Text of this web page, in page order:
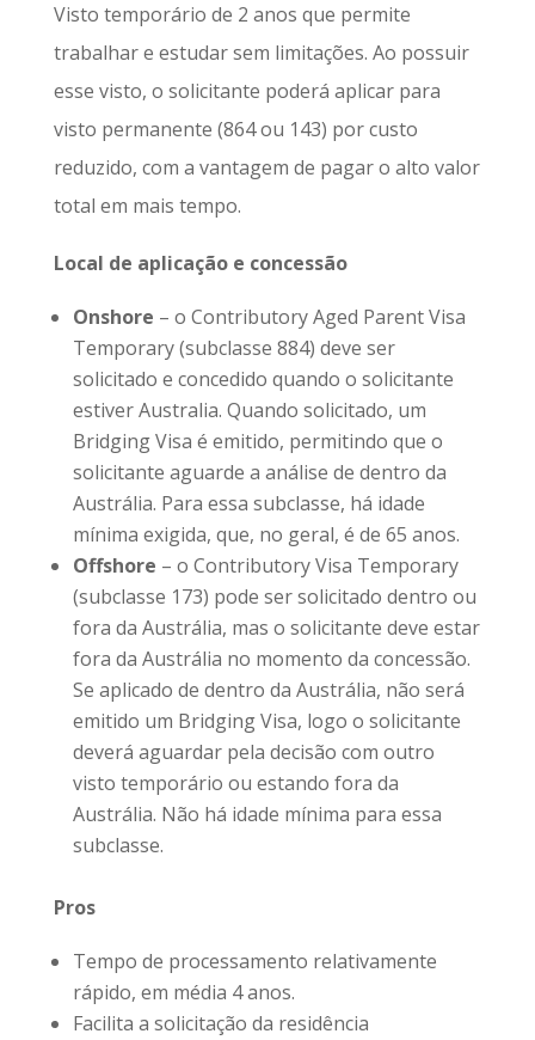
Visto temporário de 2 anos que permite
trabalhar e estudar sem limitações. Ao possuir
esse visto, o solicitante poderá aplicar para
visto permanente (864 ou 143) por custo
reduzido, com a vantagem de pagar o alto valor
total em mais tempo.
Local de aplicação e concessão
Onshore – o Contributory Aged Parent Visa
Temporary (subclasse 884) deve ser
solicitado e concedido quando o solicitante
estiver Australia. Quando solicitado, um
Bridging Visa é emitido, permitindo que o
solicitante aguarde a análise de dentro da
Austrália. Para essa subclasse, há idade
mínima exigida, que, no geral, é de 65 anos.
Offshore – o Contributory Visa Temporary
(subclasse 173) pode ser solicitado dentro ou
fora da Austrália, mas o solicitante deve estar
fora da Austrália no momento da concessão.
Se aplicado de dentro da Austrália, não será
emitido um Bridging Visa, logo o solicitante
deverá aguardar pela decisão com outro
visto temporário ou estando fora da
Austrália. Não há idade mínima para essa
subclasse.
Pros
Tempo de processamento relativamente
rápido, em média 4 anos.
Facilita a solicitação da residência